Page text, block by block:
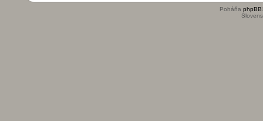
Poháňa phpBB